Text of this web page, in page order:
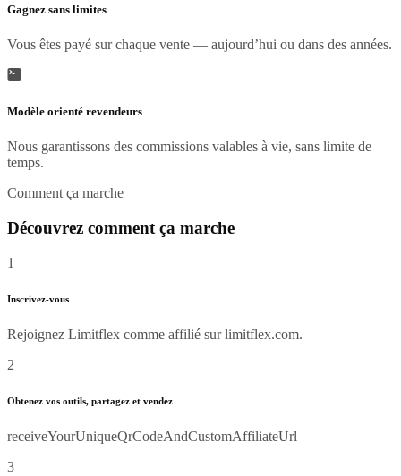
Gagnez sans limites
Vous êtes payé sur chaque vente — aujourd’hui ou dans des années.
Modèle orienté revendeurs
Nous garantissons des commissions valables à vie, sans limite de
temps.
Comment ça marche
Découvrez comment ça marche
1
Inscrivez-vous
Rejoignez Limitflex comme affilié sur limitflex.com.
2
Obtenez vos outils, partagez et vendez
receiveYourUniqueQrCodeAndCustomAffiliateUrl
3